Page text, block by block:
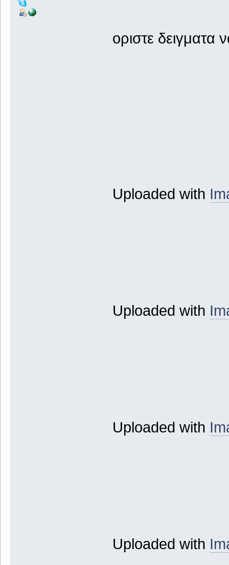
οριστε δειγματα
Uploaded with
Uploaded with
Uploaded with
Uploaded with